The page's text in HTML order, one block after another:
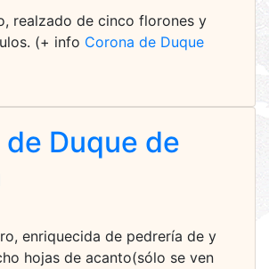
realzado de cinco florones y
(+ info Corona de Duque
de Duque de
enriquecida de pedrería de y
hojas de acanto(sólo se ven